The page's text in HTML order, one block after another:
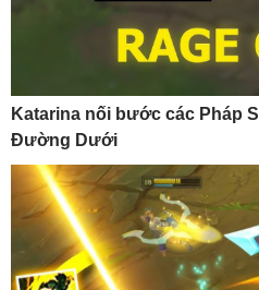
Katarina nối bước các Pháp
Đường Dưới